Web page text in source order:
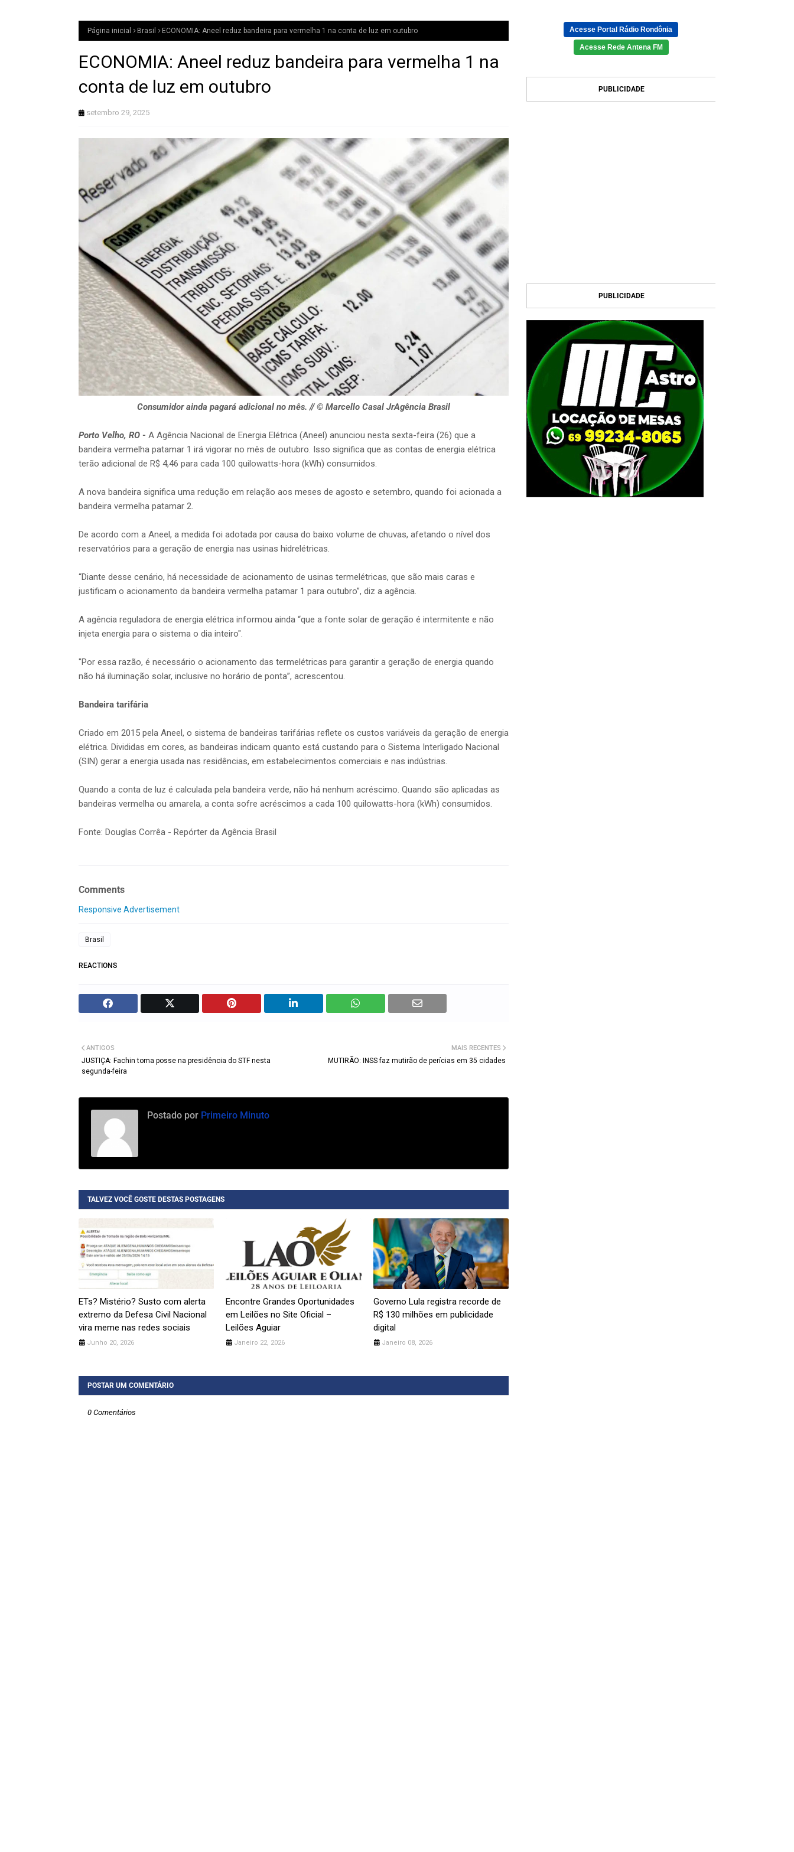
Página inicial Brasil ECONOMIA: Aneel reduz bandeira para vermelha 1 na conta de luz em outubro
ECONOMIA: Aneel reduz bandeira para vermelha 1 na
conta de luz em outubro
setembro 29, 2025
Consumidor ainda pagará adicional no mês. // © Marcello Casal JrAgência Brasil
Porto Velho, RO - A Agência Nacional de Energia Elétrica (Aneel) anunciou nesta sexta-feira (26) que a
bandeira vermelha patamar 1 irá vigorar no mês de outubro. Isso significa que as contas de energia elétrica
terão adicional de R$ 4,46 para cada 100 quilowatts-hora (kWh) consumidos.
A nova bandeira significa uma redução em relação aos meses de agosto e setembro, quando foi acionada a
bandeira vermelha patamar 2.
De acordo com a Aneel, a medida foi adotada por causa do baixo volume de chuvas, afetando o nível dos
reservatórios para a geração de energia nas usinas hidrelétricas.
“Diante desse cenário, há necessidade de acionamento de usinas termelétricas, que são mais caras e
justificam o acionamento da bandeira vermelha patamar 1 para outubro”, diz a agência.
A agência reguladora de energia elétrica informou ainda “que a fonte solar de geração é intermitente e não
injeta energia para o sistema o dia inteiro".
"Por essa razão, é necessário o acionamento das termelétricas para garantir a geração de energia quando
não há iluminação solar, inclusive no horário de ponta”, acrescentou.
Bandeira tarifária
Criado em 2015 pela Aneel, o sistema de bandeiras tarifárias reflete os custos variáveis da geração de energia
elétrica. Divididas em cores, as bandeiras indicam quanto está custando para o Sistema Interligado Nacional
(SIN) gerar a energia usada nas residências, em estabelecimentos comerciais e nas indústrias.
Quando a conta de luz é calculada pela bandeira verde, não há nenhum acréscimo. Quando são aplicadas as
bandeiras vermelha ou amarela, a conta sofre acréscimos a cada 100 quilowatts-hora (kWh) consumidos.
Fonte: Douglas Corrêa - Repórter da Agência Brasil
Comments
Responsive Advertisement
Brasil
REACTIONS
MAIS RECENTES
MUTIRÃO: INSS faz mutirão de perícias em 35 cidades
ANTIGOS
JUSTIÇA: Fachin toma posse na presidência do STF nesta
segunda-feira
Postado por Primeiro Minuto
TALVEZ VOCÊ GOSTE DESTAS POSTAGENS
ETs? Mistério? Susto com alerta
extremo da Defesa Civil Nacional
vira meme nas redes sociais
Junho 20, 2026
Encontre Grandes Oportunidades
em Leilões no Site Oficial –
Leilões Aguiar
Janeiro 22, 2026
Governo Lula registra recorde de
R$ 130 milhões em publicidade
digital
Janeiro 08, 2026
POSTAR UM COMENTÁRIO
0 Comentários
Acesse Portal Rádio Rondônia
Acesse Rede Antena FM
PUBLICIDADE
PUBLICIDADE